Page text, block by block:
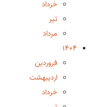
خرداد
تیر
مرداد
1404
فروردین
اردیبهشت
خرداد